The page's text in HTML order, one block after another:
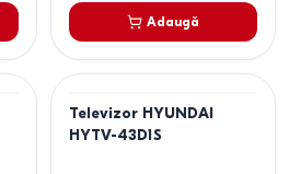
Adaugă
Televizor HYUNDAI
HYTV-43D1S